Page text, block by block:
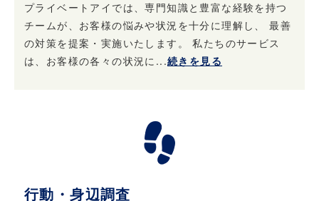
当社は、ご本人からお申し出があったときは、
ご本人様確認後登録情報の開示を行います。 ま
た、お申し出があったときはご本人様確認後登
録情報の追加・変更・訂正または削除を行いま
5. 法令・規範の遵守と本ポリシーの継続的な改
当社は、個人情報保護に関する法律・法令、そ
プライベートアイでは、専門知識と豊富な経験を持つ
チームが、お客様の悩みや状況を十分に理解し、 最善
の対策を提案・実施いたします。 私たちのサービス
は、お客様の各々の状況に...続きを見る
行動・身辺調査